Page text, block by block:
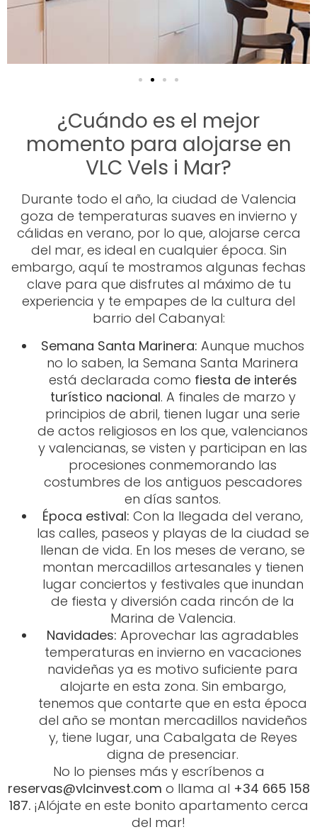
¿Cuándo es el mejor
momento para alojarse en
VLC Vels i Mar?
Durante todo el año, la ciudad de Valencia
goza de temperaturas suaves en invierno y
cálidas en verano, por lo que, alojarse cerca
del mar, es ideal en cualquier época. Sin
embargo, aquí te mostramos algunas fechas
clave para que disfrutes al máximo de tu
experiencia y te empapes de la cultura del
barrio del Cabanyal:
Semana Santa Marinera: Aunque muchos
no lo saben, la Semana Santa Marinera
está declarada como fiesta de interés
turístico nacional. A finales de marzo y
principios de abril, tienen lugar una serie
de actos religiosos en los que, valencianos
y valencianas, se visten y participan en las
procesiones conmemorando las
costumbres de los antiguos pescadores
en días santos.
Época estival: Con la llegada del verano,
las calles, paseos y playas de la ciudad se
llenan de vida. En los meses de verano, se
montan mercadillos artesanales y tienen
lugar conciertos y festivales que inundan
de fiesta y diversión cada rincón de la
Marina de Valencia.
Navidades: Aprovechar las agradables
temperaturas en invierno en vacaciones
navideñas ya es motivo suficiente para
alojarte en esta zona. Sin embargo,
tenemos que contarte que en esta época
del año se montan mercadillos navideños
y, tiene lugar, una Cabalgata de Reyes
digna de presenciar.
No lo pienses más y escríbenos a
reservas@vlcinvest.com o llama al +34 665 158
187.¡Alójate en este bonito apartamento cerca
del mar!